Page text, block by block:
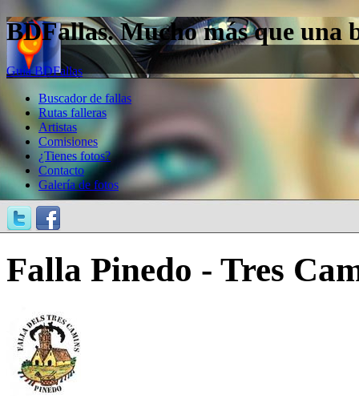
BDFallas. Mucho más que una
Guía BDFallas
Buscador de fallas
Rutas falleras
Artistas
Comisiones
¿Tienes fotos?
Contacto
Galería de fotos
Falla Pinedo - Tres